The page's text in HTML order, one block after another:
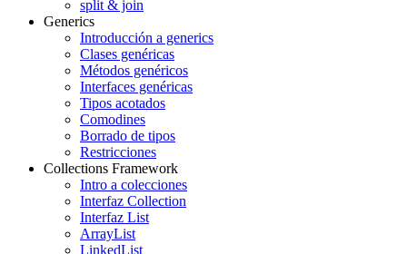
split & join
Generics
Introducción a generics
Clases genéricas
Métodos genéricos
Interfaces genéricas
Tipos acotados
Comodines
Borrado de tipos
Restricciones
Collections Framework
Intro a colecciones
Interfaz Collection
Interfaz List
ArrayList
LinkedList